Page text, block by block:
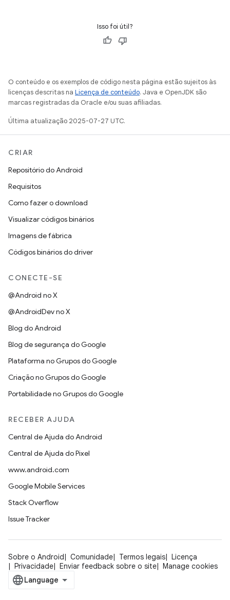
Isso foi útil?
O conteúdo e os exemplos de código nesta página estão sujeitos às
licenças descritas na Licença de conteúdo. Java e OpenJDK são
marcas registradas da Oracle e/ou suas afiliadas.
Última atualização 2025-07-27 UTC.
CRIAR
Repositório do Android
Requisitos
Como fazer o download
Visualizar códigos binários
Imagens de fábrica
Códigos binários do driver
CONECTE-SE
@Android no X
@AndroidDev no X
Blog do Android
Blog de segurança do Google
Plataforma no Grupos do Google
Criação no Grupos do Google
Portabilidade no Grupos do Google
RECEBER AJUDA
Central de Ajuda do Android
Central de Ajuda do Pixel
www.android.com
Google Mobile Services
Stack Overflow
Issue Tracker
Sobre o Android Comunidade Termos legais
Licença
Privacidade
Enviar feedback sobre o site Manage cookies